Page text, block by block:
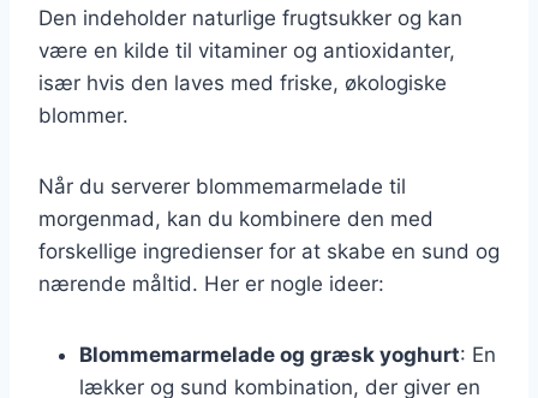
Den indeholder naturlige frugtsukker og kan
være en kilde til vitaminer og antioxidanter,
især hvis den laves med friske, økologiske
blommer.
Når du serverer blommemarmelade til
morgenmad, kan du kombinere den med
forskellige ingredienser for at skabe en sund og
nærende måltid. Her er nogle ideer:
Blommemarmelade og græsk yoghurt: En
lækker og sund kombination, der giver en